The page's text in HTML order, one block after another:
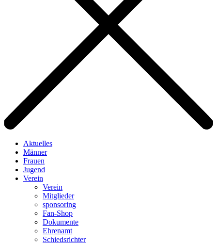
Aktuelles
Männer
Frauen
Jugend
Verein
Verein
Mitglieder
sponsoring
Fan-Shop
Dokumente
Ehrenamt
Schiedsrichter